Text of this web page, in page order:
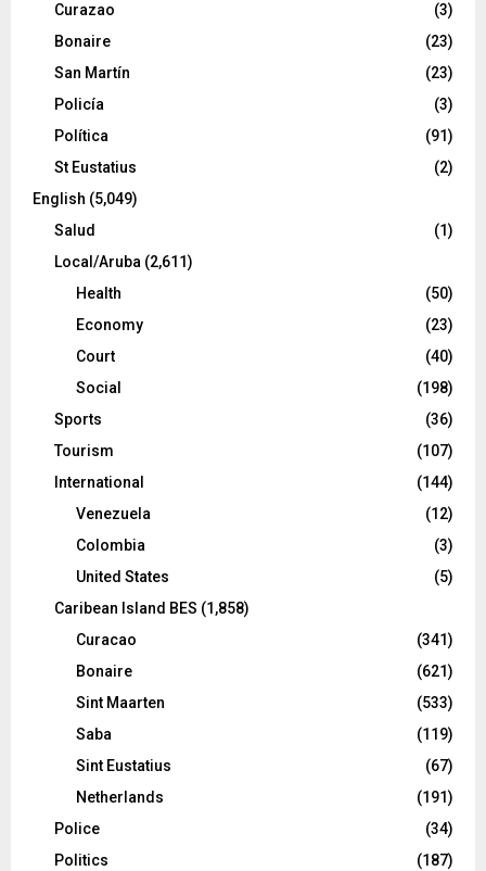
Curazao
(3)
Bonaire
(23)
San Martín
(23)
Policía
(3)
Política
(91)
St Eustatius
(2)
English (5,049)
Salud
(1)
Local/Aruba (2,611)
Health
(50)
Economy
(23)
Court
(40)
Social
(198)
Sports
(36)
Tourism
(107)
International
(144)
Venezuela
(12)
Colombia
(3)
United States
(5)
Caribean Island BES (1,858)
Curacao
(341)
Bonaire
(621)
Sint Maarten
(533)
Saba
(119)
Sint Eustatius
(67)
Netherlands
(191)
Police
(34)
Politics
(187)